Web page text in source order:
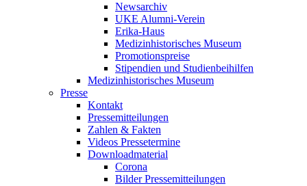
Newsarchiv
UKE Alumni-Verein
Erika-Haus
Medizinhistorisches Museum
Promotionspreise
Stipendien und Studienbeihilfen
Medizinhistorisches Museum
Presse
Kontakt
Pressemitteilungen
Zahlen & Fakten
Videos Pressetermine
Downloadmaterial
Corona
Bilder Pressemitteilungen